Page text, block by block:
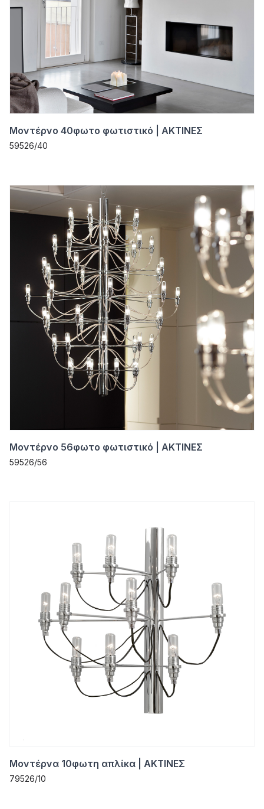
Μοντέρνο 40φωτο φωτιστικό | ΑΚΤΙΝΕΣ
59526/40
Μοντέρνο 56φωτο φωτιστικό | ΑΚΤΙΝΕΣ
59526/56
Μοντέρνα 10φωτη απλίκα | ΑΚΤΙΝΕΣ
79526/10